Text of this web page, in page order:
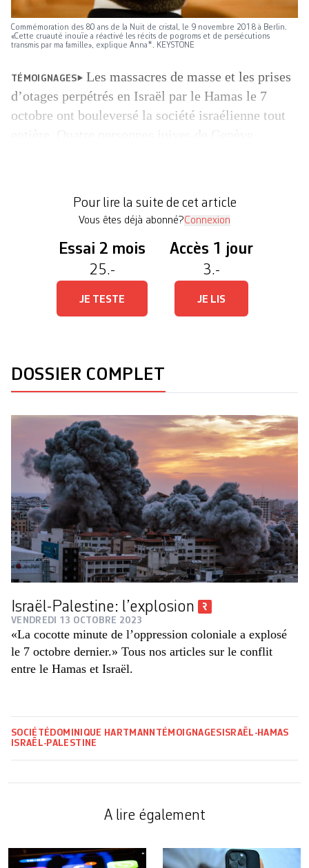
Commémoration des 80 ans de la Nuit de cristal, le 9 novembre 2018 à Berlin.
«Cette cruauté inouïe a réactivé les récits de pogroms et de persécutions
transmis par ma famille», explique Anna*. KEYSTONE
TÉMOIGNAGES
Les massacres de masse et les prises
d’otages perpétrés en Israël par le Hamas le 7
octobre ont bouleversé la société israélienne tout
autodéterminé, démocratique et […]
Pour lire la suite de cet article
Vous êtes déjà abonné?Connexion
Essai 2 mois
25.-
JE TESTE
Accès 1 jour
3.-
JE LIS
DOSSIER COMPLET
Israël-Palestine: l’explosion
VENDREDI 13 OCTOBRE 2023
«La cocotte minute de l’oppression coloniale a explosé
le 7 octobre dernier.» Tous nos articles sur le conflit
entre le Hamas et Israël.
SOCIÉTÉ DOMINIQUE HARTMANN TÉMOIGNAGES ISRAËL-HAMAS
ISRAËL-PALESTINE
A lire également